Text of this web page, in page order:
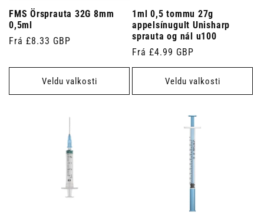
FMS Örsprauta 32G 8mm
0,5ml
Venjulegt
Frá £8.33 GBP
Veldu valkosti
1ml 0,5 tommu 27g
appelsínugult Unisharp
sprauta og nál u100
Venjulegt
verð
Frá £4.99 GBP
Veldu valkosti